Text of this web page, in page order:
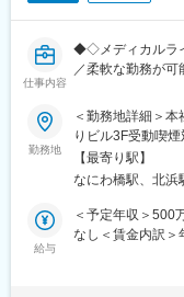
員として登録して
ができ、メーカ
プデートできる環
◎完全在宅勤務の
なくてもご就業い
◎お昼休みの時間
場合、お子様の通
（自分の業務が
量の大きい働き方
仕事内容
◆◇メディカルラ
／柔軟な勤務が
ティング会社◆◇
■業務概要：
治験相談用資料
作成を中心に、医
（英語・日本語）
勤務地
＜勤務地詳細＞
りビル3F受動喫
【最寄り駅】
なにわ橋駅、北浜
給与
＜予定年収＞500
なし＜賃金内訳＞